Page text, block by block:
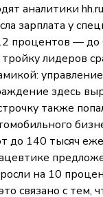
аналитики
зарплата у
процентов — до
лидеров
здесь
также
до 140 тысяч
на 10
связано с тем,